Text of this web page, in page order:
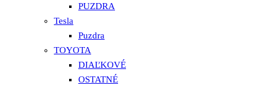
PUZDRA
Tesla
Puzdra
TOYOTA
DIAĽKOVÉ
OSTATNÉ